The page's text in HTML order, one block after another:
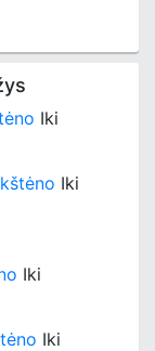
Iki
Iki
Iki
Iki